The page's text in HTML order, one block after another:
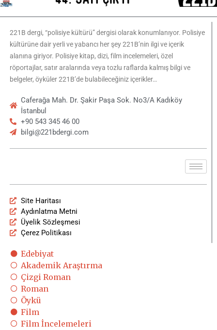
221B dergi, “polisiye kültürü” dergisi olarak konumlanıyor. Polisiye
kültürüne dair yerli ve yabancı her şey 221B’nin ilgi ve içerik
alanına giriyor. Polisiye kitap, dizi, film incelemeleri, özel
röportajlar, satır aralarında veya tozlu raflarda kalmış bilgi ve
belgeler, öyküler 221B’de bulabileceğiniz içerikler…
Caferağa Mah. Dr. Şakir Paşa Sok. No3/A Kadıköy
İstanbul
+90 543 345 46 00
bilgi@221bdergi.com
Site Haritası
Aydınlatma Metni
Üyelik Sözleşmesi
Çerez Politikası
Edebiyat
Akademik Araştırma
Çizgi Roman
Roman
Öykü
Film
Film İncelemeleri